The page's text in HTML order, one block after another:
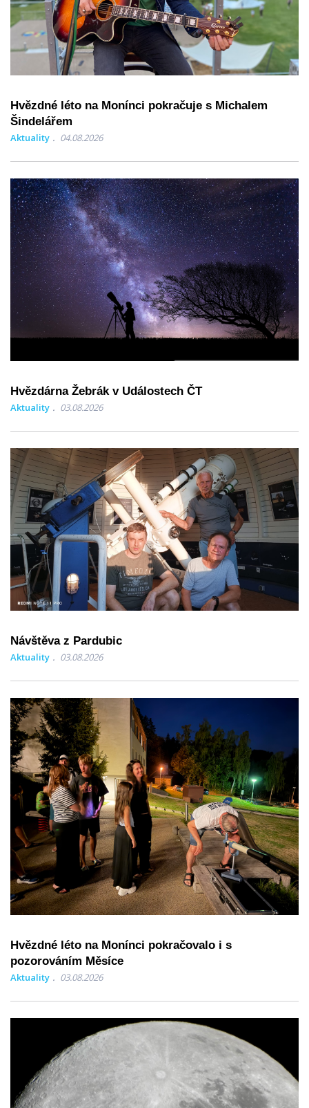
Hvězdné léto na Monínci pokračuje s Michalem
Šindelářem
Aktuality 04.08.2026
Hvězdárna Žebrák v Událostech ČT
Aktuality 03.08.2026
Návštěva z Pardubic
Aktuality 03.08.2026
Hvězdné léto na Monínci pokračovalo i s
pozorováním Měsíce
Aktuality 03.08.2026